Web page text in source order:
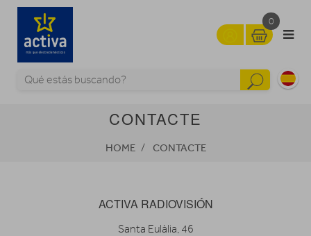
0
CONTACTE
HOME CONTACTE
ACTIVA RADIOVISIÓN
Santa Eulàlia, 46